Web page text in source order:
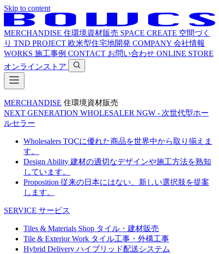
Skip to content
MERCHANDISE 住環境資材販売 SPACE CREATE 空間づく
り TND PROJECT 欧米型住宅地開発 COMPANY 会社情報
WORKS 施工事例 CONTACT お問い合わせ ONLINE STORE
オンラインストア
MERCHANDISE 住環境資材販売
NEXT GENERATION WHOLESALER NGW - 次世代型ホー
ルセラー
Wholesalers TQCに優れた商品を世界中から取り揃えま
す。
Design Ability 建材の適切なデザインや施工方法を熟知
しています。
Proposition 従来の日本にはない、新しい選択肢を提案
します。
SERVICE サービス
Tiles & Materials Shop タイル・建材販売
Tile & Exterior Work タイル工事・外構工事
Hybrid Delivery ハイブリッド配送システム